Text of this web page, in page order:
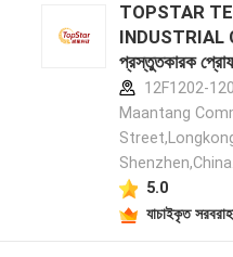
TOPSTAR
INDUSTRIAL
প্রস্তুতকারক
12F1202-
Maantang
Shenzhen,China.
5.0
যাচাইকৃত